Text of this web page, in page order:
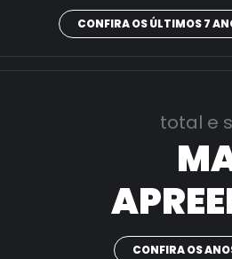
CONFIRA OS ÚLTIMOS 7
total e
CONFIRA OS